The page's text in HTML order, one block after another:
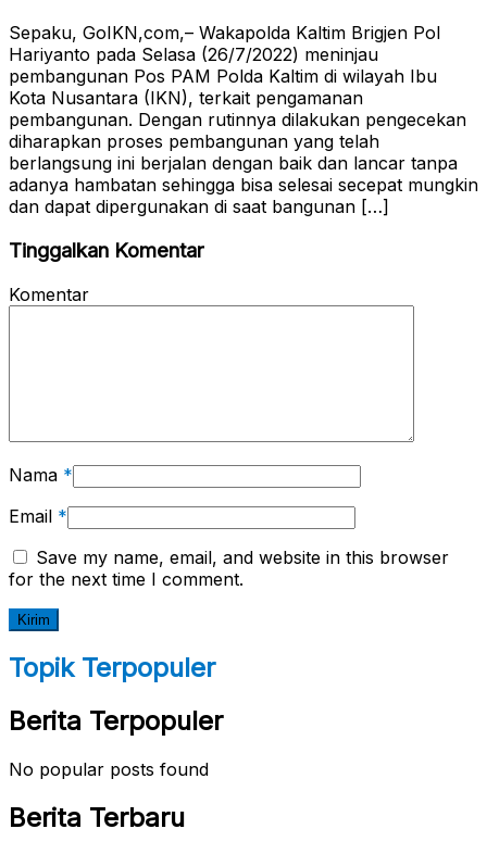
Sepaku, GoIKN,com,– Wakapolda Kaltim Brigjen Pol
Hariyanto pada Selasa (26/7/2022) meninjau
pembangunan Pos PAM Polda Kaltim di wilayah Ibu
Kota Nusantara (IKN), terkait pengamanan
pembangunan. Dengan rutinnya dilakukan pengecekan
diharapkan proses pembangunan yang telah
berlangsung ini berjalan dengan baik dan lancar tanpa
adanya hambatan sehingga bisa selesai secepat mungkin
dan dapat dipergunakan di saat bangunan […]
Tinggalkan Komentar
Komentar
Nama *
Email *
Save my name, email, and website in this browser
for the next time I comment.
Topik Terpopuler
Berita Terpopuler
No popular posts found
Berita Terbaru